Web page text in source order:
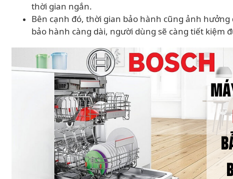
thời gian ngắn.
Bên cạnh đó, thời gian bảo hành cũng ảnh
bảo hành càng dài, người dùng sẽ càng tiết kiệm